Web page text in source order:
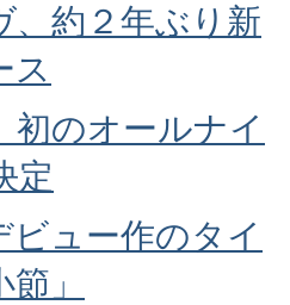
、約２年ぶり新
ス
初のオールナイ
定
ビュー作のタイ
」